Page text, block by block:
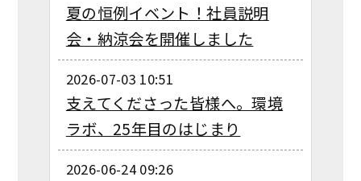
夏の恒例イベント！社員説明
会・納涼会を開催しました
2026-07-03 10:51
支えてくださった皆様へ。環境
ラボ、25年目のはじまり
2026-06-24 09:26